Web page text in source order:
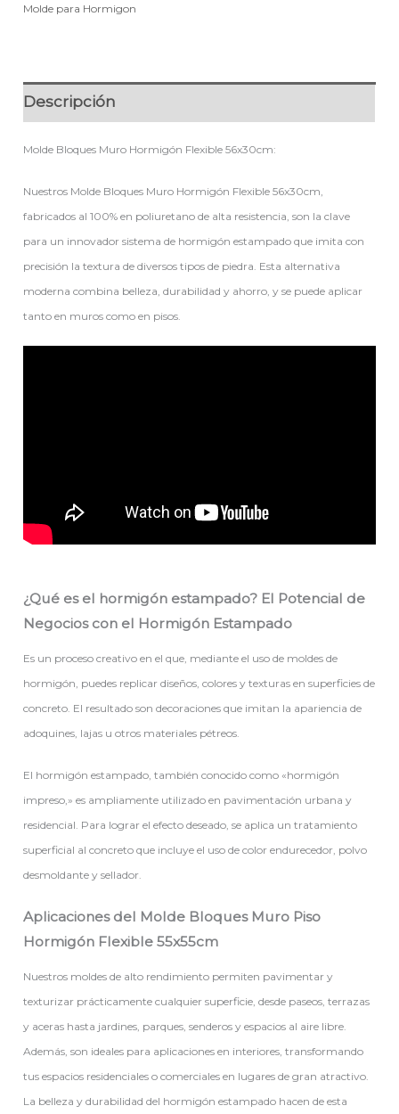
Molde para Hormigon
Descripción
Molde Bloques Muro Hormigón Flexible 56x30cm:
Nuestros Molde Bloques Muro Hormigón Flexible 56x30cm,
fabricados al 100% en poliuretano de alta resistencia, son la clave
para un innovador sistema de hormigón estampado que imita con
precisión la textura de diversos tipos de piedra. Esta alternativa
moderna combina belleza, durabilidad y ahorro, y se puede aplicar
tanto en muros como en pisos.
¿Qué es el hormigón estampado? El Potencial de
Negocios con el Hormigón Estampado
Es un proceso creativo en el que, mediante el uso de moldes de
hormigón, puedes replicar diseños, colores y texturas en superficies de
concreto. El resultado son decoraciones que imitan la apariencia de
adoquines, lajas u otros materiales pétreos.
El hormigón estampado, también conocido como «hormigón
impreso,» es ampliamente utilizado en pavimentación urbana y
residencial. Para lograr el efecto deseado, se aplica un tratamiento
superficial al concreto que incluye el uso de color endurecedor, polvo
desmoldante y sellador.
Aplicaciones del Molde Bloques Muro Piso
Hormigón Flexible 55x55cm
Nuestros moldes de alto rendimiento permiten pavimentar y
texturizar prácticamente cualquier superficie, desde paseos, terrazas
y aceras hasta jardines, parques, senderos y espacios al aire libre.
Además, son ideales para aplicaciones en interiores, transformando
tus espacios residenciales o comerciales en lugares de gran atractivo.
La belleza y durabilidad del hormigón estampado hacen de esta